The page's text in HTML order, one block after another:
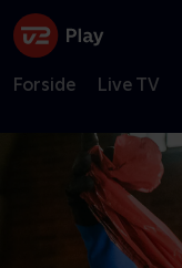
Forside Live TV